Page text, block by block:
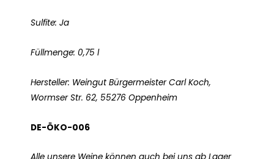
Sulfite: Ja
Füllmenge: 0,75 l
Hersteller: Weingut Bürgermeister Carl Koch,
Wormser Str. 62, 55276 Oppenheim
DE-ÖKO-006